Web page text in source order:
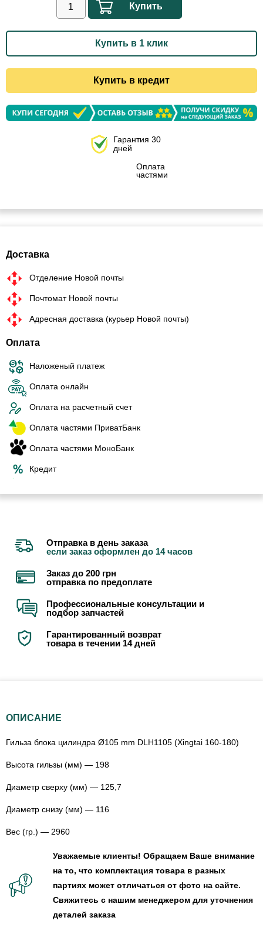
Купить
Купить в 1 клик
Купить в кредит
Гарантия 30
дней
Оплата
частями
Доставка
Отделение Новой почты
Почтомат Новой почты
Адресная доставка (курьер Новой почты)
Оплата
Наложеный платеж
Оплата онлайн
Оплата на расчетный счет
Оплата частями ПриватБанк
Оплата частями МоноБанк
Кредит
Отправка в день заказа
если заказ оформлен до 14 часов
Заказ до 200 грн
отправка по предоплате
Профессиональные консультации и
подбор запчастей
Гарантированный возврат
товара в течении 14 дней
ОПИСАНИЕ
Гильза блока цилиндра Ø105 mm DLH1105 (Xingtai 160-180)
Высота гильзы (мм) — 198
Диаметр сверху (мм) — 125,7
Диаметр снизу (мм) — 116
Вес (гр.) — 2960
Уважаемые клиенты! Обращаем Ваше внимание
на то, что комплектация товара в разных
партиях может отличаться от фото на сайте.
Свяжитесь с нашим менеджером для уточнения
деталей заказа